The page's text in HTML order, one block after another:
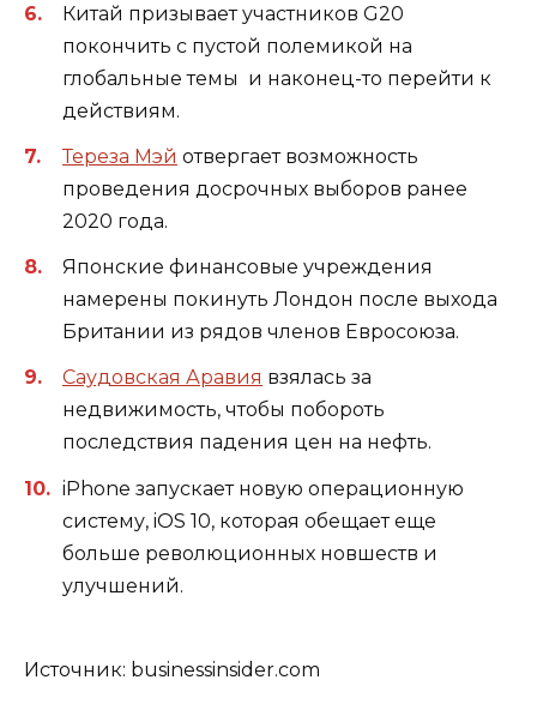
Китай призывает участников G20
покончить с пустой полемикой на
глобальные темы и наконец-то перейти к
действиям.
Тереза Мэй отвергает возможность
проведения досрочных выборов ранее
2020 года.
Японские финансовые учреждения
намерены покинуть Лондон после выхода
Британии из рядов членов Евросоюза.
Саудовская Аравия взялась за
недвижимость, чтобы побороть
последствия падения цен на нефть.
iPhone запускает новую операционную
систему, iOS 10, которая обещает еще
больше революционных новшеств и
улучшений.
Источник: businessinsider.com